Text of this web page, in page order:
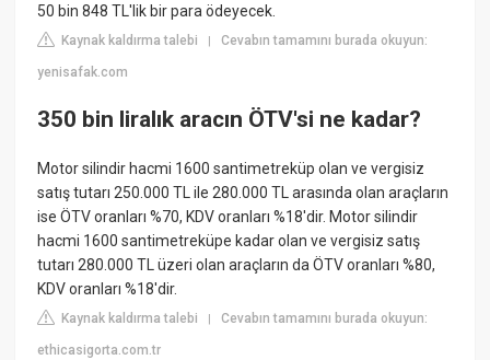
50 bin 848 TL'lik bir para ödeyecek.
Kaynak kaldırma talebi |Cevabın tamamını burada okuyun:
yenisafak.com
350 bin liralık aracın ÖTV'si ne kadar?
Motor silindir hacmi 1600 santimetreküp olan ve vergisiz
satış tutarı 250.000 TL ile 280.000 TL arasında olan araçların
ise ÖTV oranları %70, KDV oranları %18'dir. Motor silindir
hacmi 1600 santimetreküpe kadar olan ve vergisiz satış
tutarı 280.000 TL üzeri olan araçların da ÖTV oranları %80,
KDV oranları %18'dir.
Kaynak kaldırma talebi |Cevabın tamamını burada okuyun:
ethicasigorta.com.tr